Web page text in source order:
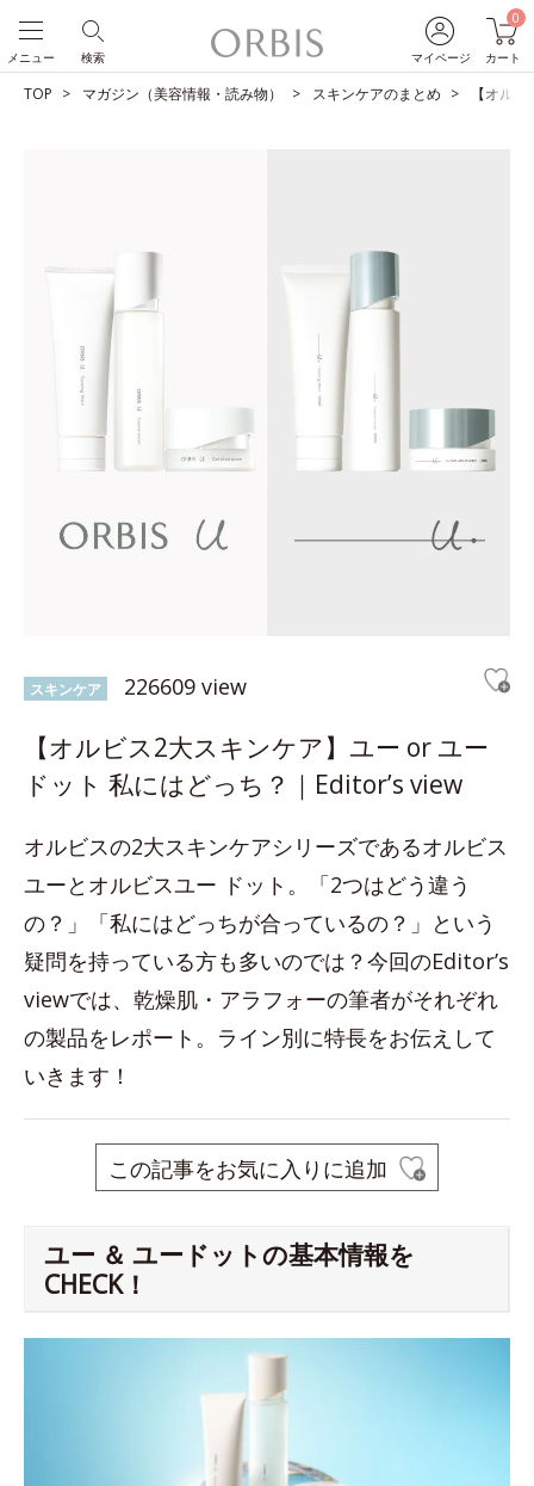
マイページ
0
カート
検索
メニュー
TOP マガジン（美容情報・読み物） スキンケアのまとめ 【オル
スキンケア 226609 view
【オルビス2大スキンケア】ユー or ユー
ドット 私にはどっち？｜Editor’s view
オルビスの2大スキンケアシリーズであるオルビス
ユーとオルビスユー ドット。「2つはどう違う
の？」「私にはどっちが合っているの？」という
疑問を持っている方も多いのでは？今回のEditor’s
viewでは、乾燥肌・アラフォーの筆者がそれぞれ
の製品をレポート。ライン別に特長をお伝えして
いきます！
この記事をお気に入りに追加
ユー ＆ ユードットの基本情報を
CHECK！